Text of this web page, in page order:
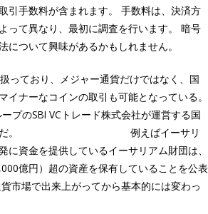
引手数料が含まれます。 手数料は、決済方
って異なり、最初に調査を行います。 暗号
について興味があるかもしれません。
っており、メジャー通貨だけではなく、国
イナーなコインの取引も可能となっている。
プのSBI VCトレード株式会社が運営する国
。
例えばイーサリ
に資金を提供しているイーサリアム財団は、
億円）超の資産を保有していることを公表
市場で出来上がってから基本的には変わっ